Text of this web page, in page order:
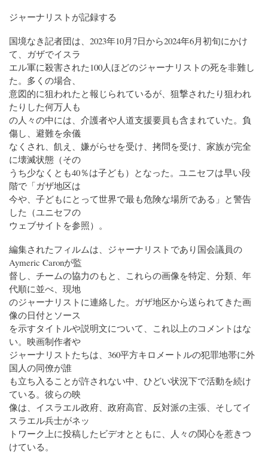
ジャーナリストが記録する
国境なき記者団は、2023年10月7日から2024年6月初旬にかけ
て、ガザでイスラ
エル軍に殺害された100人ほどのジャーナリストの死を非難し
た。多くの場合、
意図的に狙われたと報じられているが、狙撃されたり狙われ
たりした何万人も
の人々の中には、介護者や人道支援要員も含まれていた。負
傷し、避難を余儀
なくされ、飢え、嫌がらせを受け、拷問を受け、家族が完全
に壊滅状態（その
うち少なくとも40％は子ども）となった。ユニセフは早い段
階で「ガザ地区は
今や、子どもにとって世界で最も危険な場所である」と警告
した（ユニセフの
ウェブサイトを参照）。
編集されたフィルムは、ジャーナリストであり国会議員の
Aymeric Caronが監
督し、チームの協力のもと、これらの画像を特定、分類、年
代順に並べ、現地
のジャーナリストに連絡した。ガザ地区から送られてきた画
像の日付とソース
を示すタイトルや説明文について、これ以上のコメントはな
い。映画制作者や
ジャーナリストたちは、360平方キロメートルの犯罪地帯に外
国人の同僚が誰
も立ち入ることが許されない中、ひどい状況下で活動を続け
ている。彼らの映
像は、イスラエル政府、政府高官、反対派の主張、そしてイ
スラエル兵士がネッ
トワーク上に投稿したビデオとともに、人々の関心を惹きつ
けている。